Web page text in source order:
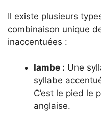
Il existe plusieurs
combinaison unique
inaccentuées :
Iambe : Une
syllabe
C’est le pied le
anglaise.